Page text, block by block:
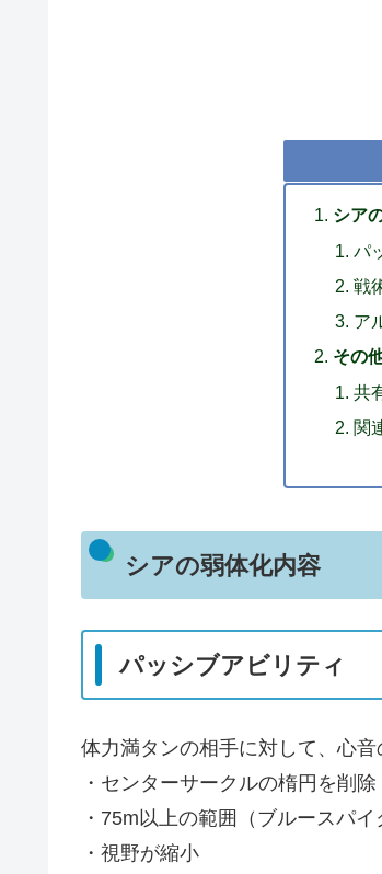
シア
パ
戦
ア
その
共
関
シアの弱体化内容
パッシブアビリティ
体力満タンの相手に対して、心
・センターサークルの楕円を削除
・75m以上の範囲（ブルースパ
・視野が縮小